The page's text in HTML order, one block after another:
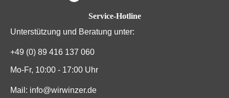
Service-Hotline
Unterstützung und Beratung unter:
+49 (0) 89 416 137 060
Mo-Fr, 10:00 - 17:00 Uhr
Mail: info@wirwinzer.de